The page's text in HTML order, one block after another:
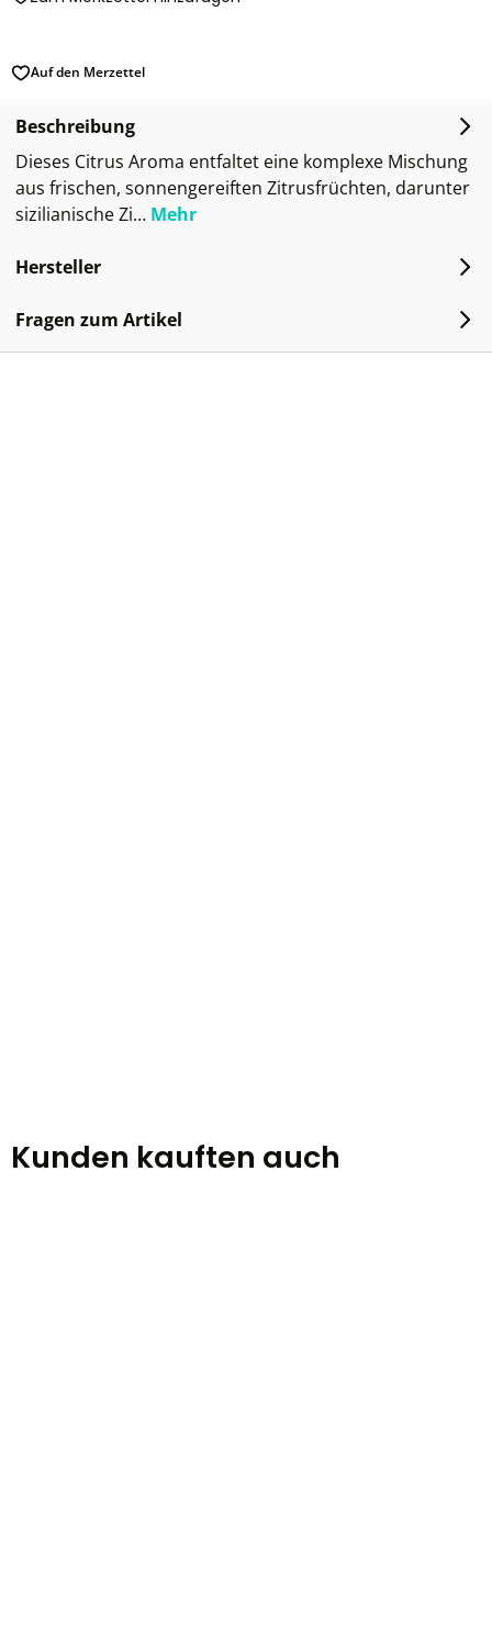
Auf den Merzettel
Beschreibung
Dieses Citrus Aroma entfaltet eine komplexe Mischung
aus frischen, sonnengereiften Zitrusfrüchten, darunter
sizilianische Zi… Mehr
Hersteller
Fragen zum Artikel
Kunden kauften auch